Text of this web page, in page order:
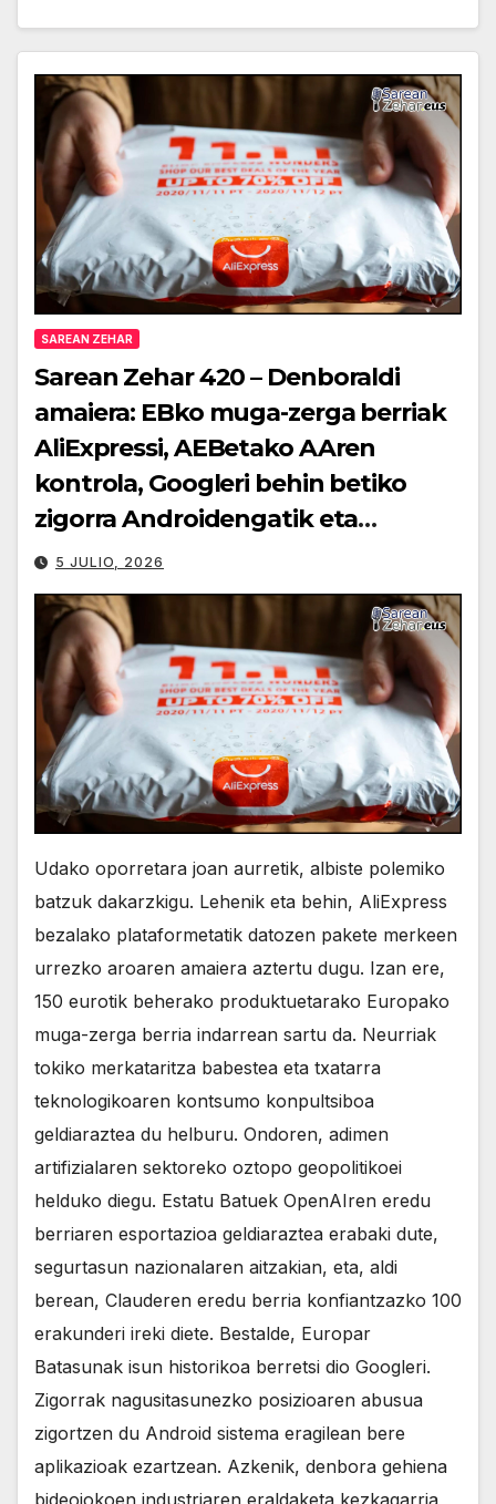
SAREAN ZEHAR
Sarean Zehar 420 – Denboraldi
amaiera: EBko muga-zerga berriak
AliExpressi, AEBetako AAren
kontrola, Googleri behin betiko
zigorra Androidengatik eta
PlayStationeko bideojoko fisikoen
amaiera
5 JULIO, 2026
Udako oporretara joan aurretik, albiste polemiko
batzuk dakarzkigu. Lehenik eta behin, AliExpress
bezalako plataformetatik datozen pakete merkeen
urrezko aroaren amaiera aztertu dugu. Izan ere,
150 eurotik beherako produktuetarako Europako
muga-zerga berria indarrean sartu da. Neurriak
tokiko merkataritza babestea eta txatarra
teknologikoaren kontsumo konpultsiboa
geldiaraztea du helburu. Ondoren, adimen
artifizialaren sektoreko oztopo geopolitikoei
helduko diegu. Estatu Batuek OpenAIren eredu
berriaren esportazioa geldiaraztea erabaki dute,
segurtasun nazionalaren aitzakian, eta, aldi
berean, Clauderen eredu berria konfiantzazko 100
erakunderi ireki diete. Bestalde, Europar
Batasunak isun historikoa berretsi dio Googleri.
Zigorrak nagusitasunezko posizioaren abusua
zigortzen du Android sistema eragilean bere
aplikazioak ezartzean. Azkenik, denbora gehiena
bideojokoen industriaren eraldaketa kezkagarria